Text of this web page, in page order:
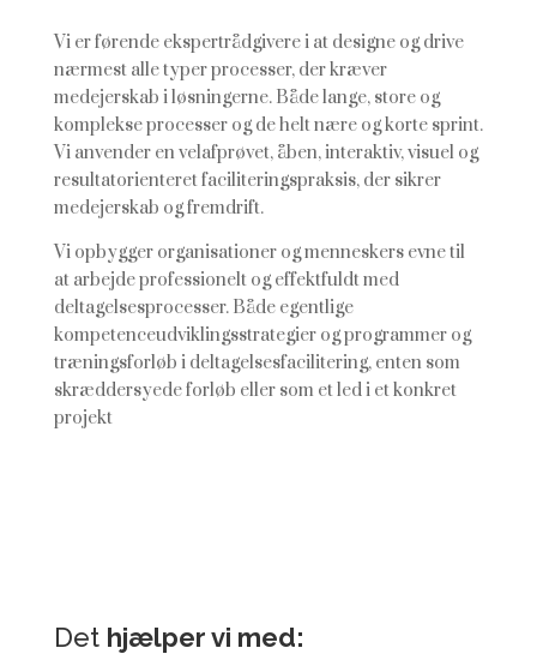
Vi er førende ekspertrådgivere i at designe og drive
nærmest alle typer processer, der kræver
medejerskab i løsningerne. Både lange, store og
komplekse processer og de helt nære og korte sprint.
Vi anvender en velafprøvet, åben, interaktiv, visuel og
resultatorienteret faciliteringspraksis, der sikrer
medejerskab og fremdrift.
Vi opbygger organisationer og menneskers evne til
at arbejde professionelt og effektfuldt med
deltagelsesprocesser. Både egentlige
kompetenceudviklingsstrategier og programmer og
træningsforløb i deltagelsesfacilitering, enten som
skræddersyede forløb eller som et led i et konkret
projekt
Det hjælper vi med: